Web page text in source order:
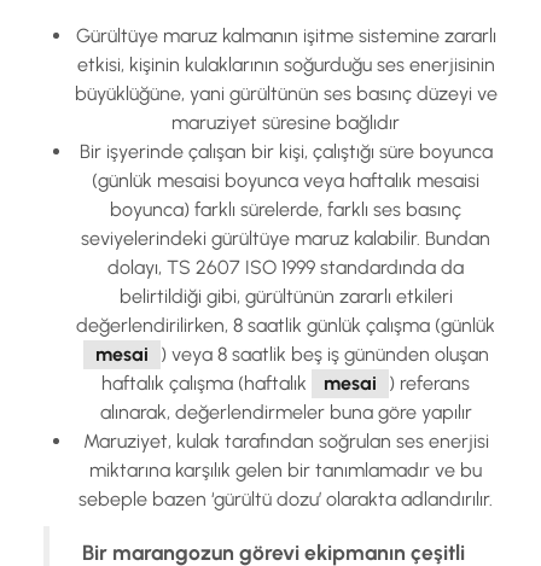
Gürültüye maruz kalmanın işitme sistemine zararlı
etkisi, kişinin kulaklarının soğurduğu ses enerjisinin
büyüklüğüne, yani gürültünün ses basınç düzeyi ve
maruziyet süresine bağlıdır
Bir işyerinde çalışan bir kişi, çalıştığı süre boyunca
(günlük mesaisi boyunca veya haftalık mesaisi
boyunca) farklı sürelerde, farklı ses basınç
seviyelerindeki gürültüye maruz kalabilir. Bundan
dolayı, TS 2607 ISO 1999 standardında da
belirtildiği gibi, gürültünün zararlı etkileri
değerlendirilirken, 8 saatlik günlük çalışma (günlük
mesai
) veya 8 saatlik beş iş gününden oluşan
haftalık çalışma (haftalık
mesai
) referans
alınarak, değerlendirmeler buna göre yapılır
Maruziyet, kulak tarafından soğrulan ses enerjisi
miktarına karşılık gelen bir tanımlamadır ve bu
sebeple bazen ‘gürültü dozu’ olarakta adlandırılır.
Bir marangozun görevi ekipmanın çeşitli